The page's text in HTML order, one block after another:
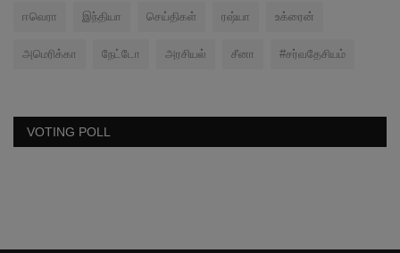
ஈவெரா இந்தியா செய்திகள் ரஷ்யா உக்ரைன்
அமெரிக்கா நேட்டோ அரசியல் சீனா #சர்வதேசியம்
VOTING POLL